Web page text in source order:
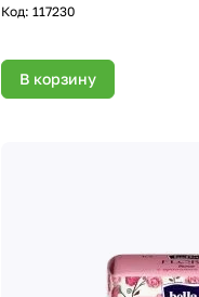
Код: 117230
В корзину